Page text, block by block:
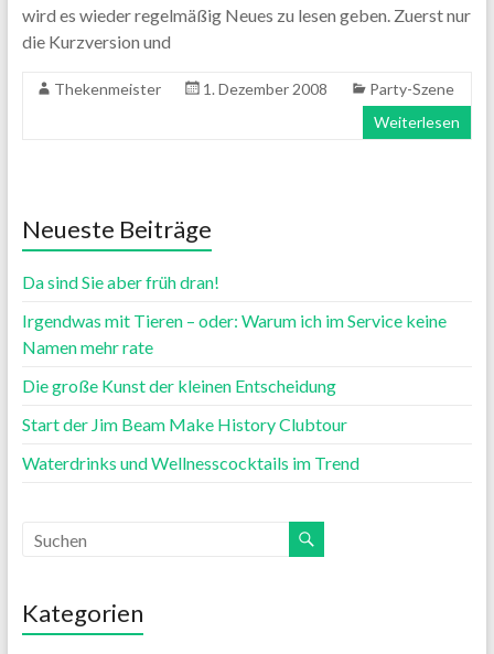
wird es wieder regelmäßig Neues zu lesen geben. Zuerst nur
die Kurzversion und
Thekenmeister 1. Dezember 2008
Party-Szene
Weiterlesen
Neueste Beiträge
Da sind Sie aber früh dran!
Irgendwas mit Tieren – oder: Warum ich im Service keine
Namen mehr rate
Die große Kunst der kleinen Entscheidung
Start der Jim Beam Make History Clubtour
Waterdrinks und Wellnesscocktails im Trend
Kategorien